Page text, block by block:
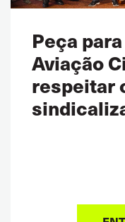
Peça
Aviação
respeitar